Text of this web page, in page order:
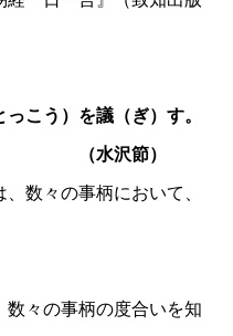
こう）を議（ぎ）す。
）
数々の事柄において、
数々の事柄の度合いを知